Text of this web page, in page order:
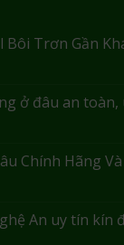
Bôi Trơn Gần
ở đâu an toàn,
Chính Hãng
An uy tín kín